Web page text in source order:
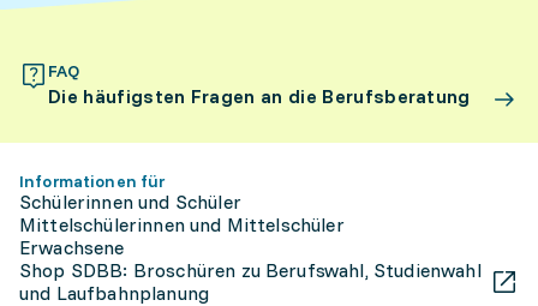
FAQ
Die häufigsten Fragen an die Berufsberatung
Informationen für
Schülerinnen und Schüler
Mittelschülerinnen und Mittelschüler
Erwachsene
Shop SDBB: Broschüren zu Berufswahl, Studienwahl
und Laufbahnplanung